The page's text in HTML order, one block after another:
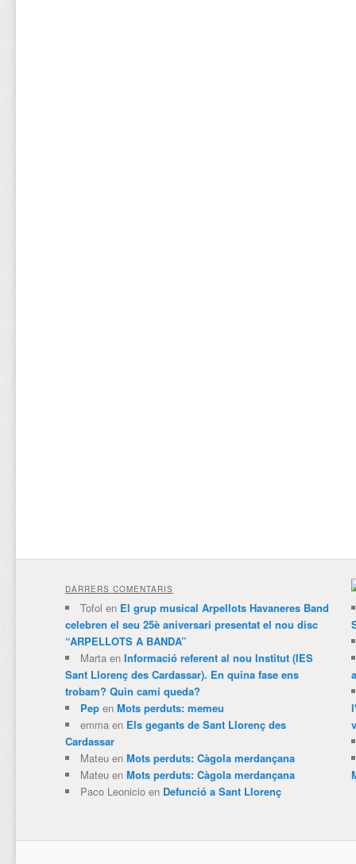
DARRERS COMENTARIS
Tofol en El grup musical Arpellots Havaneres Band
celebren el seu 25è aniversari presentat el nou disc
“ARPELLOTS A BANDA”
Martaen Informació referent al nou Institut (IES
Sant Llorenç des Cardassar). En quina fase ens
trobam? Quin camí queda?
Pepen Mots perduts: memeu
emmaen Els gegants de Sant Llorenç des
Cardassar
Mateuen Mots perduts: Càgola merdançana
Mateuen Mots perduts: Càgola merdançana
Paco Leonicioen Defunció a Sant Llorenç